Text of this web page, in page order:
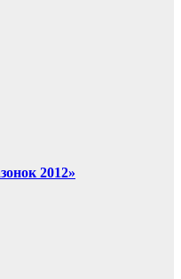
2012»